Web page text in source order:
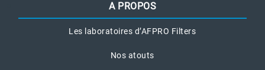
A PROPOS
Les laboratoires d’AFPRO Filters
Nos atouts